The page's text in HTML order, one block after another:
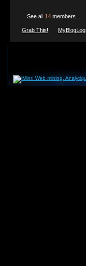
See all 14members...
Grab This! MyBlogLog